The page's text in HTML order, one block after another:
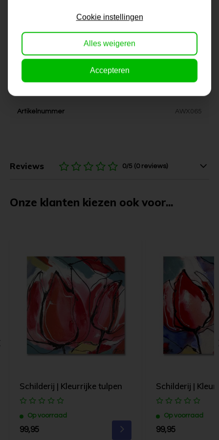
Kleur rood, wit
Artikelnummer AWX065
Reviews 0/5 (0 reviews)
Onze klanten kiezen ook voor...
Schilderij | Kleurrijke tulpen
Op voorraad
99,95
Schilderij |
Op voorraad
99,95
Cookie instellingen
Alles weigeren
Accepteren